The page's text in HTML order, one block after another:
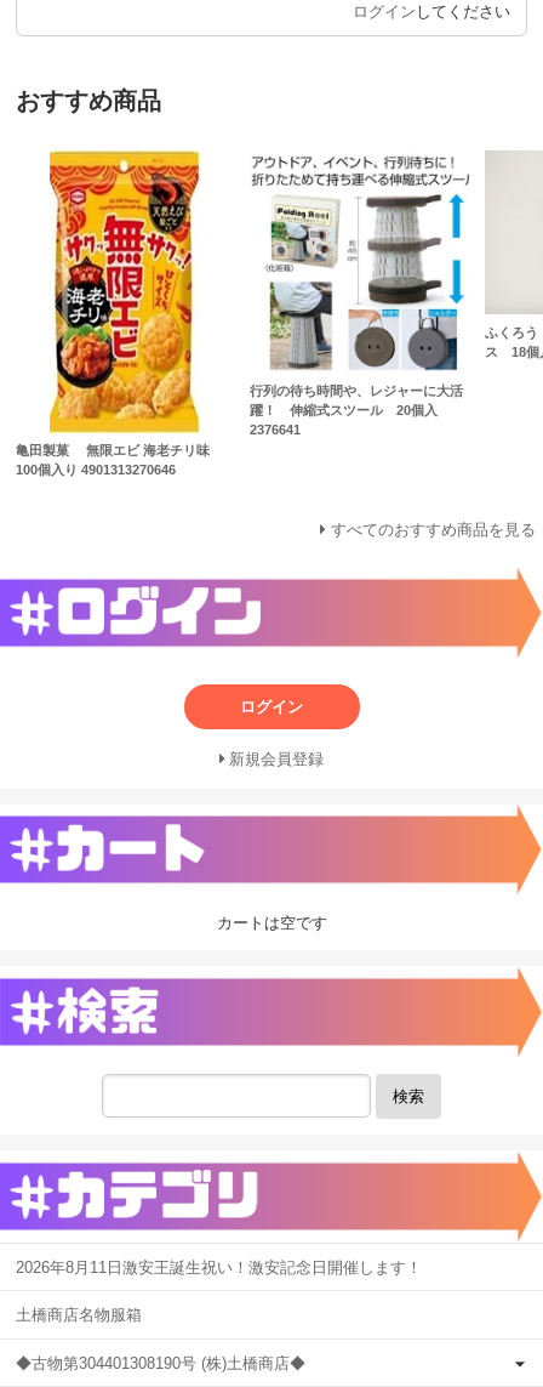
ログイン してください
おすすめ商品
亀田製菓 無限エビ 海老チリ味
100個入り 4901313270646
行列の待ち時間や、レジャーに大活
躍！ 伸縮式スツール 20個入
2376641
ふくろ
ス 18個
すべてのおすすめ商品を見る
ログイン
新規会員登録
カートは空です
検索
2026年8月11日激安王誕生祝い！激安記念日開催します！
土橋商店名物服箱
◆古物第304401308190号 (株)土橋商店◆